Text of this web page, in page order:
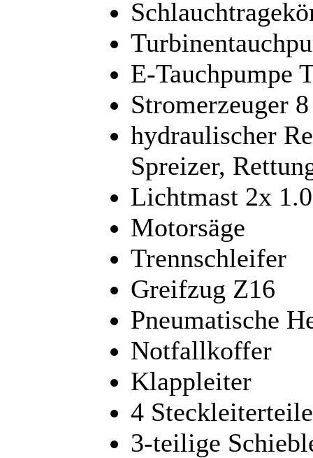
E-Tauchpumpe
Stromerzeuger
hydraulischer
Spreizer,
Lichtmast 2x
Motorsäge
Trennschleifer
Greifzug Z16
Pneumatische
Notfallkoffer
Klappleiter
4 Steckleiterteile
3-teilige